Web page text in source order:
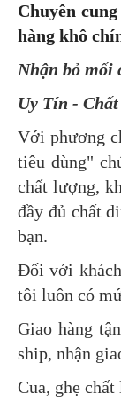
Chuyên
hàng khô
Nhận bỏ mối
Uy Tín -
Với phương
tiêu dùng"
chất lượng,
đầy đủ chất
bạn.
Đối với khách
tôi luôn có
Giao hàng
ship, nhận
Cua, ghẹ